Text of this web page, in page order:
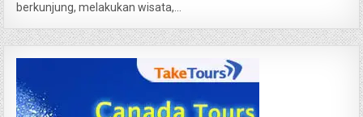
berkunjung, melakukan wisata,...